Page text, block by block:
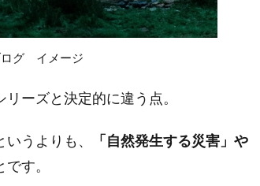
ログ イメージ
ーズと決定的に違う点。
うよりも、
「自然発生する災害」や
す。